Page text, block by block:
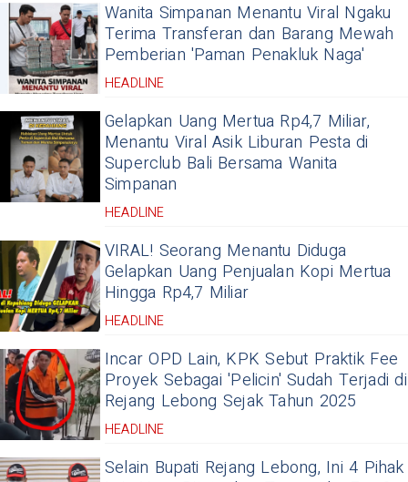
Wanita Simpanan Menantu Viral Ngaku
Terima Transferan dan Barang Mewah
Pemberian 'Paman Penakluk Naga'
HEADLINE
Gelapkan Uang Mertua Rp4,7 Miliar,
Menantu Viral Asik Liburan Pesta di
Superclub Bali Bersama Wanita
Simpanan
HEADLINE
VIRAL! Seorang Menantu Diduga
Gelapkan Uang Penjualan Kopi Mertua
Hingga Rp4,7 Miliar
HEADLINE
Incar OPD Lain, KPK Sebut Praktik Fee
Proyek Sebagai 'Pelicin' Sudah Terjadi di
Rejang Lebong Sejak Tahun 2025
HEADLINE
Selain Bupati Rejang Lebong, Ini 4 Pihak